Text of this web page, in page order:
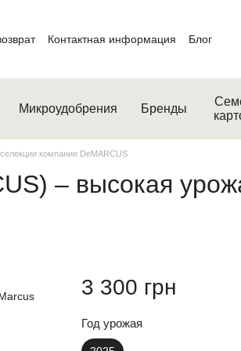
Контактная информация Блог
Микроудобрения Бренды
компании DeMARCUS
– высокая
3 300 грн
Год урожая